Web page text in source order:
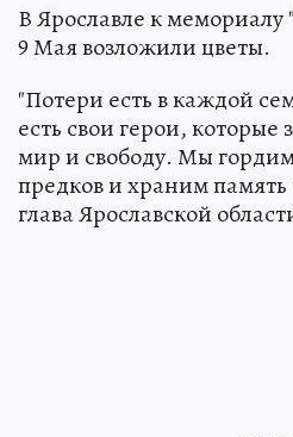
В Ярославле к
9 Мая возложили цветы.
"Потери есть в каждой
есть свои герои, которые
мир и свободу. Мы
предков и храним
глава Ярославской